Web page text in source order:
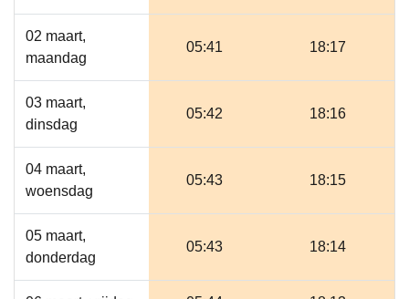
02 maart,
maandag
05:41 18:17
03 maart,
dinsdag
05:42 18:16
04 maart,
woensdag
05:43 18:15
05 maart,
donderdag
05:43 18:14